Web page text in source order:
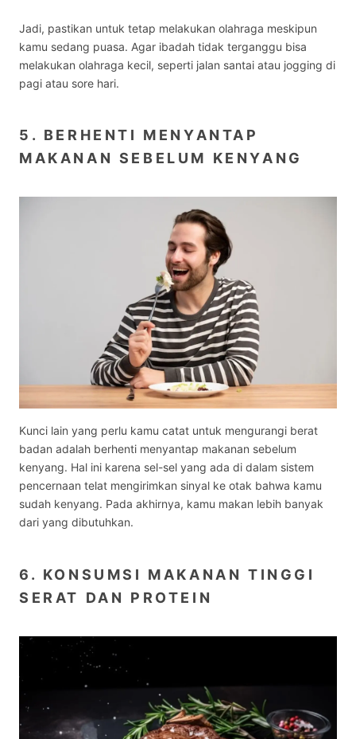
Jadi, pastikan untuk tetap melakukan olahraga meskipun
kamu sedang puasa. Agar ibadah tidak terganggu bisa
melakukan olahraga kecil, seperti jalan santai atau jogging di
pagi atau sore hari.
5. BERHENTI MENYANTAP
MAKANAN SEBELUM KENYANG
Kunci lain yang perlu kamu catat untuk mengurangi berat
badan adalah berhenti menyantap makanan sebelum
kenyang. Hal ini karena sel-sel yang ada di dalam sistem
pencernaan telat mengirimkan sinyal ke otak bahwa kamu
sudah kenyang. Pada akhirnya, kamu makan lebih banyak
dari yang dibutuhkan.
6. KONSUMSI MAKANAN TINGGI
SERAT DAN PROTEIN